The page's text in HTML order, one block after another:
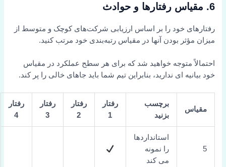
6. مقیاس رفتارها و حوادث
رفتارهای خود را بر اساس ارزیابی شرکت‌های کوچک و متوسط از
میزان مؤثر بودن آنها در مقیاس رتبه‌بندی خود مرتب کنید.
احتمالاً متوجه خواهید شد که برای هر سطح عملکرد در مقیاس
خود بیانیه ای ندارید، بنابراین تیم شما باید جاهای خالی را پر کند.
مقیاس
برچسب
بزنید
رفتار
1
رفتار
2
رفتار
3
رفتار
4
5
استانداردها
را نمونه
می کند